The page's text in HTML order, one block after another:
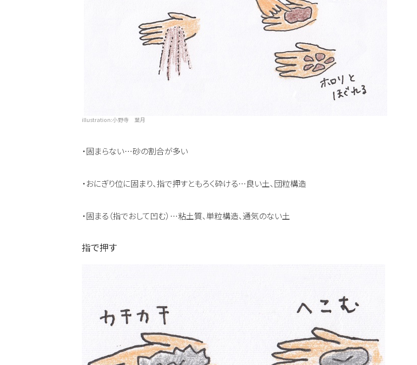
illustration:小野寺 葉月
・固まらない…砂の割合が多い
・おにぎり位に固まり、指で押すともろく砕ける…良い土、団粒構造
・固まる（指でおして凹む）…粘土質、単粒構造、通気のない土
指で押す